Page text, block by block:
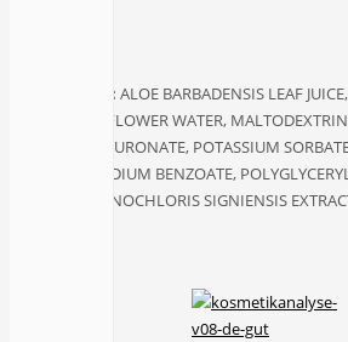
Inhaltsstoffe: ALOE BARBADENSIS LEAF
DAMASCENA FLOWER WATER,
SODIUM HYALURONATE, POTASSIUM
GLYCERIN, SODIUM BENZOATE,
LACTATE, COENOCHLORIS SIGNIENSIS